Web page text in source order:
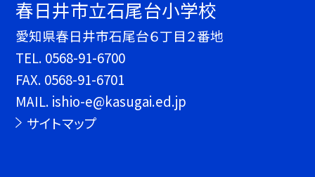
春日井市立石尾台小学校
愛知県春日井市石尾台６丁目２番地
TEL. 0568-91-6700
FAX. 0568-91-6701
MAIL. ishio-e@kasugai.ed.jp
サイトマップ